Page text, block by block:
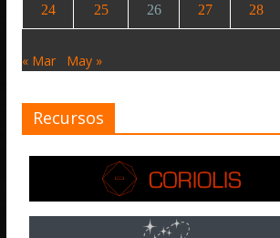
24 25 26 27 28
« Mar May »
Recursos